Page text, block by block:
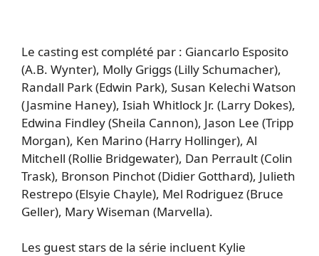
Le casting est complété par : Giancarlo Esposito
(A.B. Wynter), Molly Griggs (Lilly Schumacher),
Randall Park (Edwin Park), Susan Kelechi Watson
(Jasmine Haney), Isiah Whitlock Jr. (Larry Dokes),
Edwina Findley (Sheila Cannon), Jason Lee (Tripp
Morgan), Ken Marino (Harry Hollinger), Al
Mitchell (Rollie Bridgewater), Dan Perrault (Colin
Trask), Bronson Pinchot (Didier Gotthard), Julieth
Restrepo (Elsyie Chayle), Mel Rodriguez (Bruce
Geller), Mary Wiseman (Marvella).
Les guest stars de la série incluent Kylie